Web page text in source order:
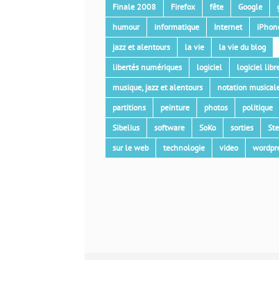
Finale 2008
Firefox fête Google
humour
informatique Internet
jazz et alentours
la vie
la vie du blog
libertés numériques
logiciel logiciel
musique, jazz et alentours
notation
partitions
peinture photos politique
Sibelius
software SoKo sorties
sur le web
technologie video